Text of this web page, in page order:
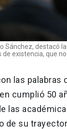
Sánchez, destacó
de existencia, que
las palabras
cumplió 50
las
de su